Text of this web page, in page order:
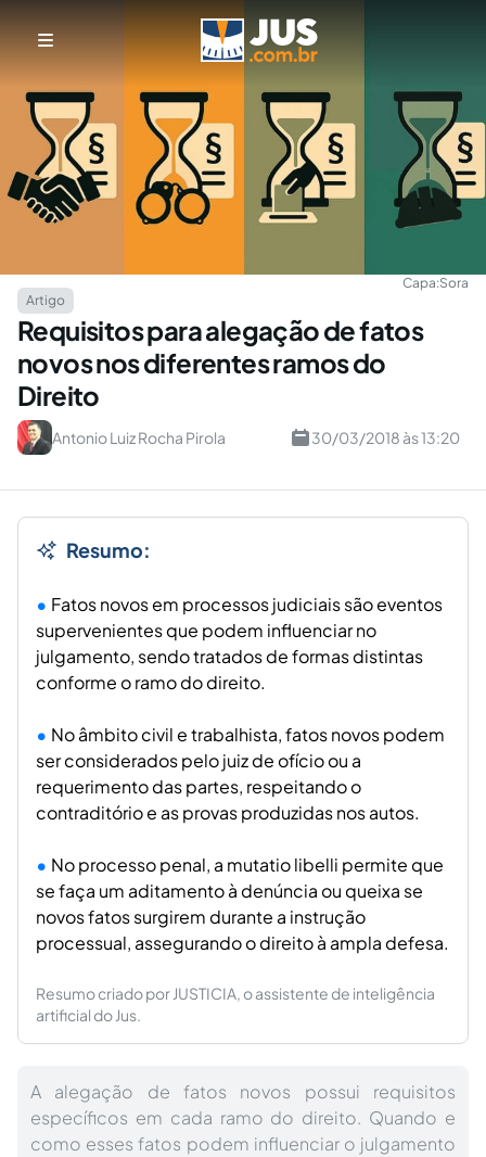
Capa:Sora
Artigo
Requisitos para alegação de fatos
novos nos diferentes ramos do
Direito
Antonio Luiz Rocha Pirola 30/03/2018 às 13:20
Resumo:
Fatos novos em processos judiciais são eventos
supervenientes que podem influenciar no
julgamento, sendo tratados de formas distintas
conforme o ramo do direito.
No âmbito civil e trabalhista, fatos novos podem
ser considerados pelo juiz de ofício ou a
requerimento das partes, respeitando o
contraditório e as provas produzidas nos autos.
No processo penal, a mutatio libelli permite que
se faça um aditamento à denúncia ou queixa se
novos fatos surgirem durante a instrução
processual, assegurando o direito à ampla defesa.
Resumo criado por JUSTICIA, o assistente de inteligência
artificial do Jus.
A alegação de fatos novos possui requisitos
específicos em cada ramo do direito. Quando e
como esses fatos podem influenciar o julgamento